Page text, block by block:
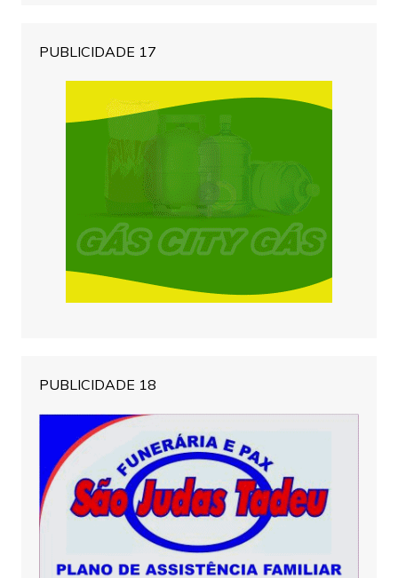
PUBLICIDADE 17
PUBLICIDADE 18